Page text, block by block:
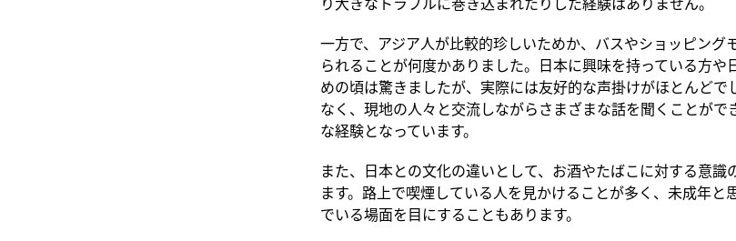
一方で、アジア人が比較的珍しいためか、バスやショッピング
られることが何度かありました。日本に興味を持っている方や
めの頃は驚きましたが、実際には友好的な声掛けがほとんどで
なく、現地の人々と交流しながらさまざまな話を聞くことがで
な経験となっています。
また、日本との文化の違いとして、お酒やたばこに対する意識
ます。路上で喫煙している人を見かけることが多く、未成年と
でいる場面を目にすることもあります。